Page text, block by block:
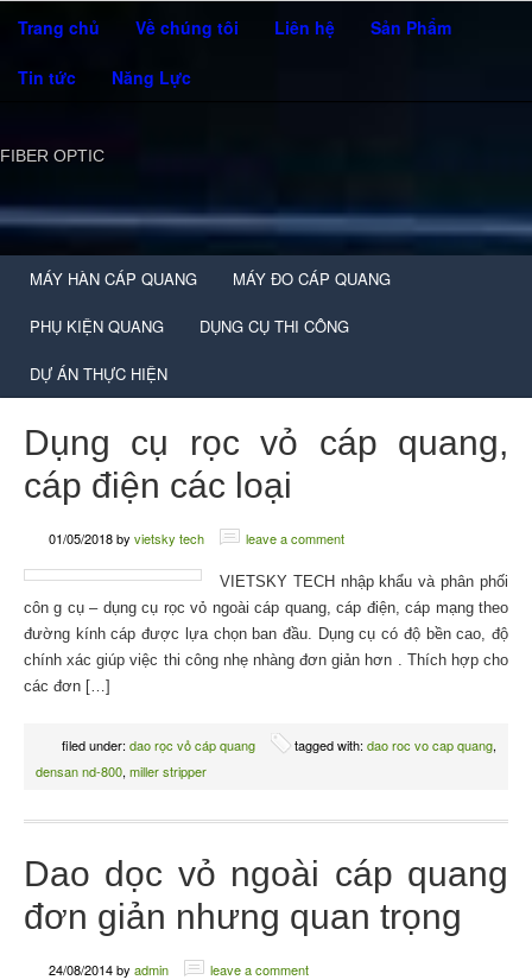
Trang chủ Về chúng tôi Liên hệ Sản Phẩm
Tin tức Năng Lực
FIBER OPTIC
MÁY HÀN CÁP QUANG MÁY ĐO CÁP QUANG
PHỤ KIỆN QUANG DỤNG CỤ THI CÔNG
DỰ ÁN THỰC HIỆN
Dụng cụ rọc vỏ cáp quang,
cáp điện các loại
01/05/2018by vietsky tech leave a comment
VIETSKY TECH nhập khẩu và phân phối
côn g cụ – dụng cụ rọc vỏ ngoài cáp quang, cáp điện, cáp mạng theo
đường kính cáp được lựa chọn ban đầu. Dụng cụ có độ bền cao, độ
chính xác giúp việc thi công nhẹ nhàng đơn giản hơn . Thích hợp cho
các đơn […]
filed under: dao rọc vỏ cáp quang tagged with: dao roc vo cap quang,
densan nd-800, miller stripper
Dao dọc vỏ ngoài cáp quang
đơn giản nhưng quan trọng
24/08/2014by admin leave a comment